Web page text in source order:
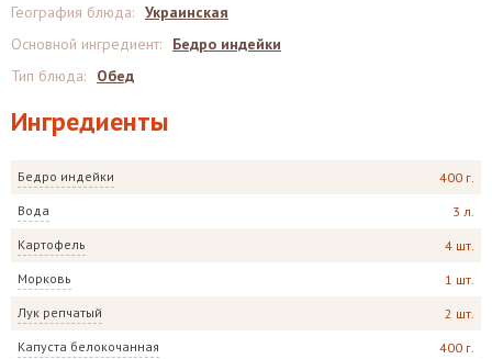
Ингредиенты
Бедро индейки 400 г.
Вода 3 л.
Картофель 4 шт.
Морковь 1 шт.
Лук репчатый 2 шт.
Капуста белокочанная 400 г.
География блюда: Украинская
Основной ингредиент:
Бедро индейки
Тип блюда: Обед